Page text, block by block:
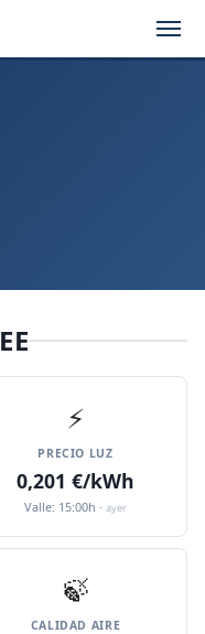
⚡
PRECIO LUZ
0,201 €/kWh
Valle: 15:00h · ayer
🍃
CALIDAD AIRE